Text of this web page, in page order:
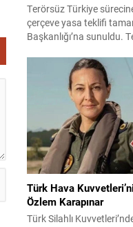
Terörsüz Türkiye
çerçeve yasa teklifi
Başkanlığı’na sunuldu.
CHP ile Yeni Yol
desteğiyle hazırlandı.
süre içinde Adalet
ve Genel Kurul
Teklifin TBMM’de ele
Türk Hava
Özlem Karapınar
Türk Silahlı